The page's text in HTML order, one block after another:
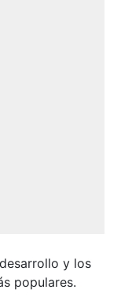
y los
populares.